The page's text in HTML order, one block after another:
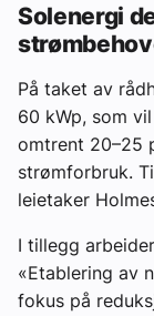
Solenergi
På taket av
60 kWp, som
omtrent 20–25
strømforbruk.
leietaker
I tillegg
«Etablering av
fokus på